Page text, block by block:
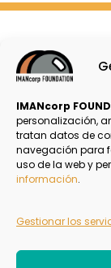
IMANcorp
personalización,
tratan datos de
navegación para
uso de la web y
información.
Gestionar los
Email
Política de